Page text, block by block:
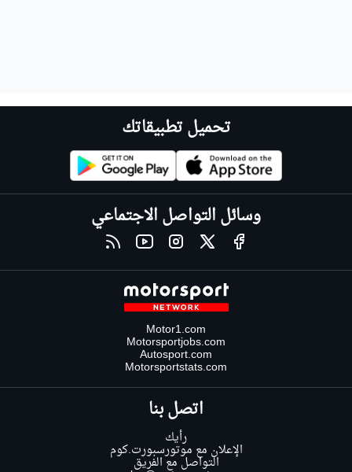
تحميل تطبيقاتك
وسائل التواصل الاجتماعي
Motor1.com
Motorsportjobs.com
Autosport.com
Motorsportstats.com
اتصل بنا
رأيك
الإعلان مع موتورسبورت.كوم
التواصل مع الفريق